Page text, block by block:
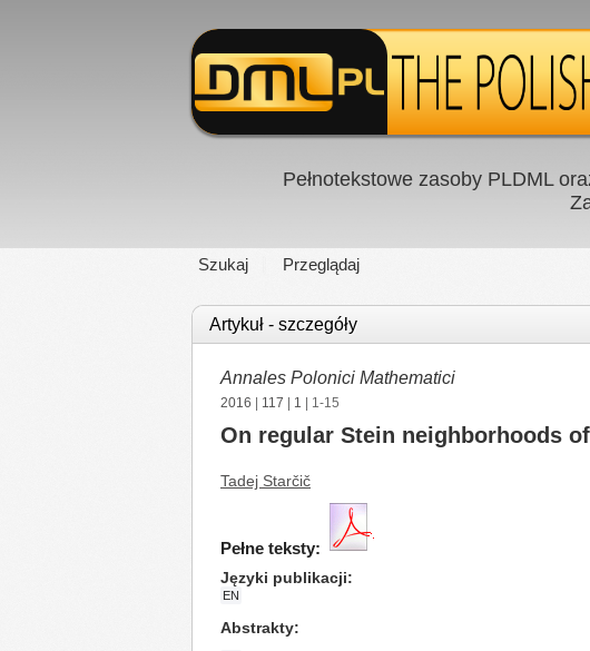
Pełnotekstowe zasoby PLDML
Szukaj Przeglądaj
Artykuł - szczegóły
Annales Polonici Mathematici
2016 117 1 | 1-15
On regular Stein neighborhoods
Tadej Starčič
Pełne teksty:
Języki publikacji
EN
Abstrakty